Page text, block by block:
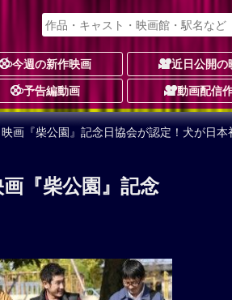
今週の新作映画 近日公開の
予告編動画 動画配信
画『柴公園』記念日協会が認定！犬が日本
『柴公園』記念